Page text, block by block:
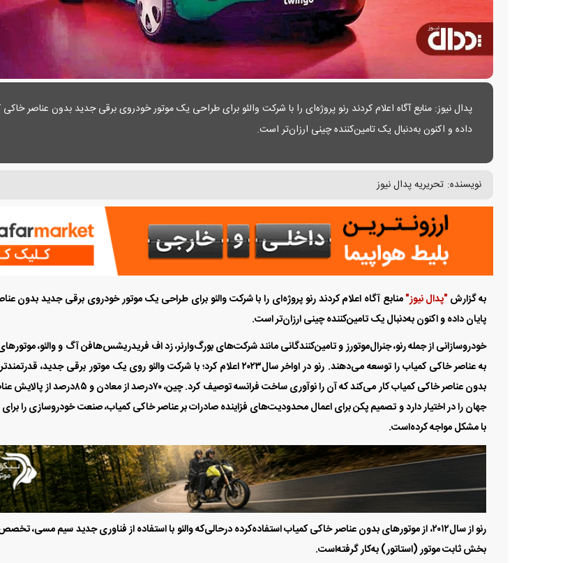
پدال نیوز: منابع آگاه اعلام کردند رنو پروژه‌ای را با شرکت والئو برای طراحی یک موتور خودروی برقی جدید بدون عناصر خاکی
داده و اکنون به‌دنبال یک تامین‌کننده چینی ارزان‌تر است.
نویسنده: تحریریه پدال نیوز
به گزارش"پدال نیوز"منابع آگاه اعلام کردند رنو پروژه‌ای را با شرکت والئو برای طراحی یک موتور خودروی برقی جدید بدون
پایان داده و اکنون به‌دنبال یک تامین‌کننده چینی ارزان‌تر است.
خودروسازانی از جمله رنو، جنرال‌موتورز و تامین‌کنندگانی مانند شرکت‌های بورگ‌وارنر، زد اف فریدریشس‌هافن آگ و والئو،
به عناصر خاکی کمیاب را توسعه می‌دهند. رنو در اواخر سال‌۲۰۲۳ اعلام کرد؛ با شرکت والئو روی یک موتور برقی
بدون عناصر خاکی کمیاب کار می‌کند که آن را نوآوری ساخت فرانسه توصیف
جهان را در اختیار دارد و تصمیم پکن برای اعمال محدودیت‌های فزاینده صادرات بر عناصر خاکی کمیاب، صنعت خودروسازی را برای
با مشکل مواجه کرده‌است.
رنو از سال‌۲۰۱۲، از موتور‌های بدون عناصر خاکی کمیاب استفاده‌کرده درحالی‌که والئو با استفاده از فناوری جدید سیم مسی،
بخش ثابت موتور (استاتور) به‌کار گرفته‌است.